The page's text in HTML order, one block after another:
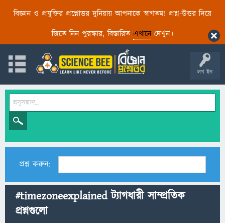
বিজ্ঞান ও প্রযুক্তির প্রশ্নোত্তর দুনিয়ায় আপনাকে স্বাগতম! প্রশ্ন-উত্তর দিয়ে
জিতে নিন পুরস্কার, বিস্তারিত এখানেদেখুন।
লগ ইন
প্রশ্ন করুন:
#timezoneexplained ট্যাগধারী সাম্প্রতিক
প্রশ্নগুলো